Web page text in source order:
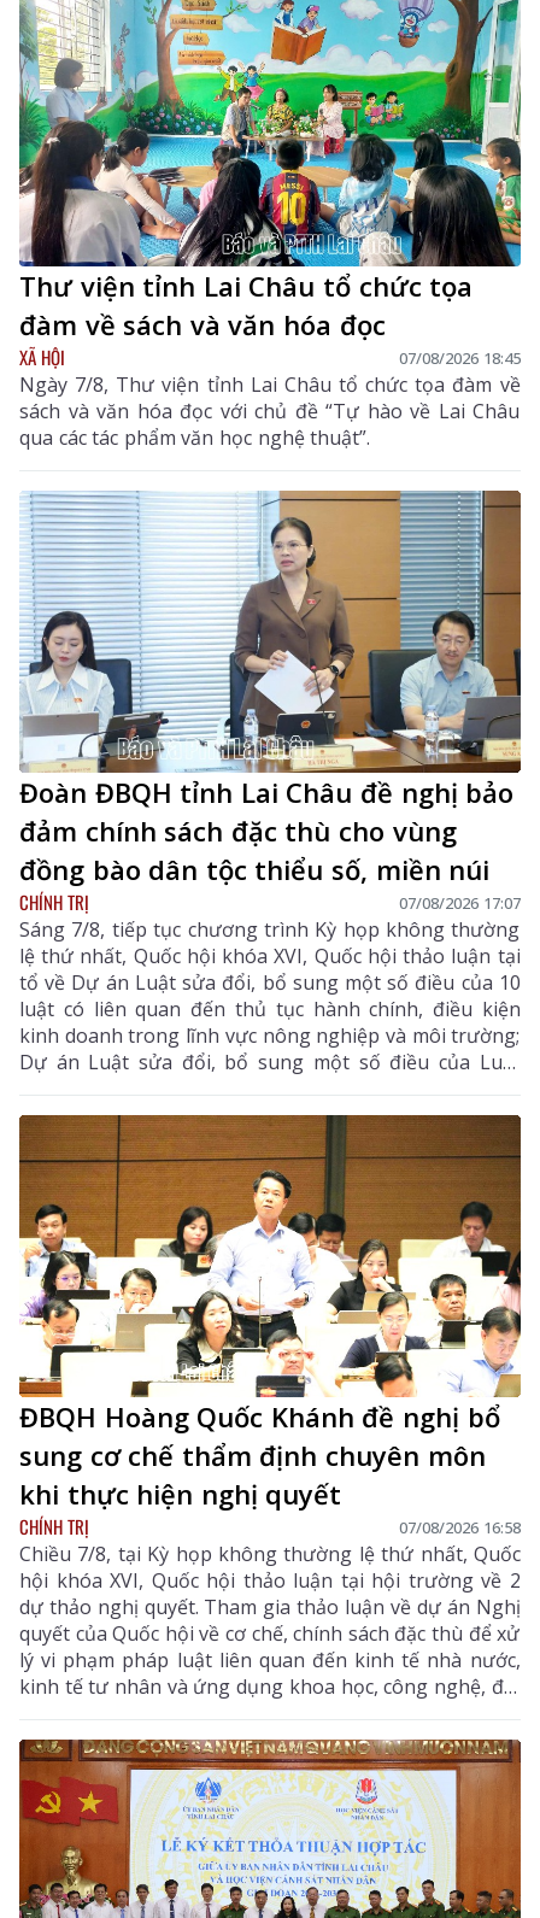
Thư viện tỉnh Lai Châu tổ chức tọa
đàm về sách và văn hóa đọc
XÃ HỘI 07/08/2026 18:45
Ngày 7/8, Thư viện tỉnh Lai Châu tổ chức tọa đàm về
sách và văn hóa đọc với chủ đề “Tự hào về Lai Châu
qua các tác phẩm văn học nghệ thuật”.
Đoàn ĐBQH tỉnh Lai Châu đề nghị bảo
đảm chính sách đặc thù cho vùng
đồng bào dân tộc thiểu số, miền núi
CHÍNH TRỊ 07/08/2026 17:07
Sáng 7/8, tiếp tục chương trình Kỳ họp không thường
lệ thứ nhất, Quốc hội khóa XVI, Quốc hội thảo luận tại
tổ về Dự án Luật sửa đổi, bổ sung một số điều của 10
luật có liên quan đến thủ tục hành chính, điều kiện
kinh doanh trong lĩnh vực nông nghiệp và môi trường;
Dự án Luật sửa đổi, bổ sung một số điều của Luật
Tần số vô tuyến điện, Luật Viễn thông, Luật Giao dịch
điện tử và Luật Chuyển giao công nghệ.
ĐBQH Hoàng Quốc Khánh đề nghị bổ
sung cơ chế thẩm định chuyên môn
khi thực hiện nghị quyết
CHÍNH TRỊ 07/08/2026 16:58
Chiều 7/8, tại Kỳ họp không thường lệ thứ nhất, Quốc
hội khóa XVI, Quốc hội thảo luận tại hội trường về 2
dự thảo nghị quyết. Tham gia thảo luận về dự án Nghị
quyết của Quốc hội về cơ chế, chính sách đặc thù để xử
lý vi phạm pháp luật liên quan đến kinh tế nhà nước,
kinh tế tư nhân và ứng dụng khoa học, công nghệ, đổi
mới sáng tạo, chuyển đổi số, đại biểu Hoàng Quốc
Khánh - Tỉnh ủy viên, Phó Trưởng Đoàn chuyên trách
Đoàn ĐBQH tỉnh Lai Châu thống nhất với sự cần thiết
ban hành Nghị quyết như Tờ trình của Chính phủ, đại
biểu tập trung tham gia một số nội dung tại Điều 13
quy định về tổ chức thực hiện.